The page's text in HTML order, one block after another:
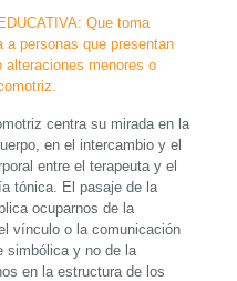
Que toma
a personas que presentan
alteraciones menores o
centra su mirada en la
en el intercambio y el
entre el terapeuta y el
tónica. El pasaje de la
ocuparnos de la
vínculo o la comunicación
simbólica y no de la
en la estructura de los